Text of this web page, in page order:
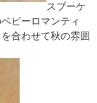
スブーケ
ビーロマンティ
合わせて秋の雰囲